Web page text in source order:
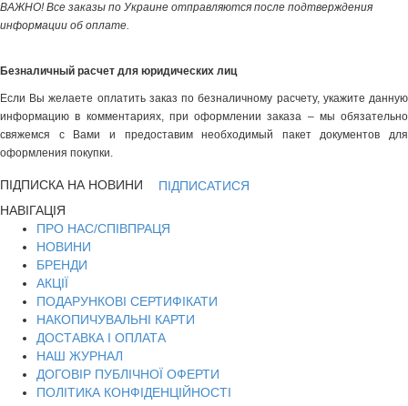
ВАЖНО! Все заказы по Украине отправляются после подтверждения
информации об оплате.
Безналичный расчет для юридических лиц
Если Вы желаете оплатить заказ по безналичному расчету, укажите данную
информацию в комментариях, при оформлении заказа – мы обязательно
свяжемся с Вами и предоставим необходимый пакет документов для
оформления покупки.
ПІДПИСКА НА НОВИНИ
ПІДПИСАТИСЯ
НАВІГАЦІЯ
ПРО НАС/СПІВПРАЦЯ
НОВИНИ
БРЕНДИ
АКЦІЇ
ПОДАРУНКОВІ СЕРТИФІКАТИ
НАКОПИЧУВАЛЬНІ КАРТИ
ДОСТАВКА І ОПЛАТА
НАШ ЖУРНАЛ
ДОГОВІР ПУБЛІЧНОЇ ОФЕРТИ
ПОЛІТИКА КОНФІДЕНЦІЙНОСТІ